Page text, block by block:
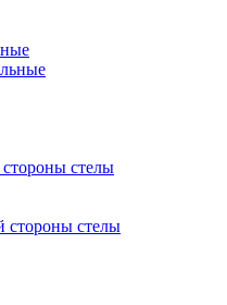
стелы
стороны стелы